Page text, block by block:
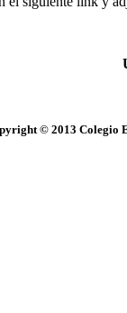
© 2013 Colegio